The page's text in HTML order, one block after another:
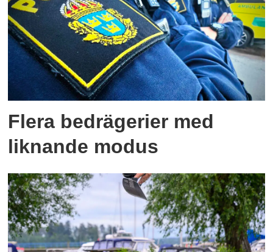
Flera bedrägerier med
liknande modus